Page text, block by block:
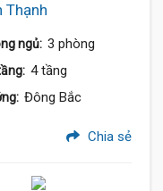
Thạnh
ngủ: 3 phòng
4 tầng
Đông Bắc
Chia sẻ